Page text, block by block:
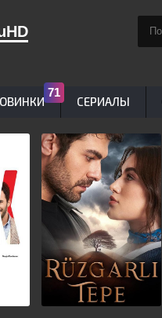
СЕРИАЛЫ